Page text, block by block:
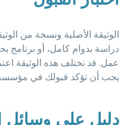
الوثيقة الأصلية ونسخة من
دراسة بدوام كامل، أو برنامج
عمل. قد تختلف هذه الوثيقة
يجب أن تؤكد قبولك في
دليل على وسائل